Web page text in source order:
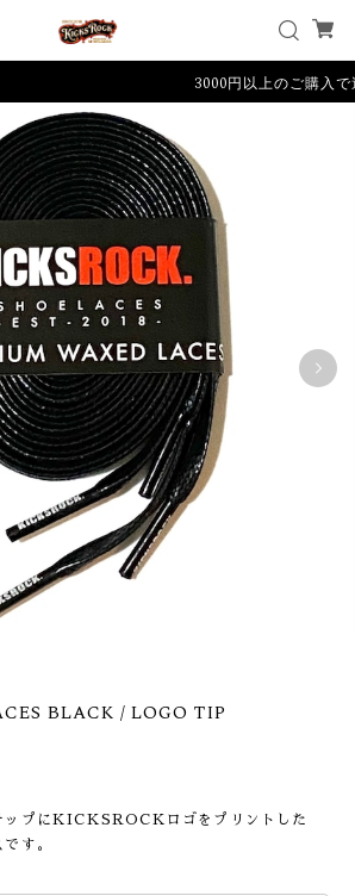
3000円以上のご購入で
BLACK / LOGO TIP
ップにKICKSROCKロゴをプリントした
す。